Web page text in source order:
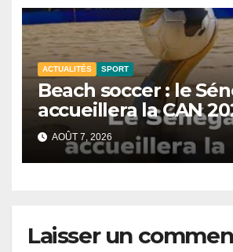
ACTUALITÉS SPORT
Beach soccer : le
accueillera la CAN
Dakar.
AOÛT 7, 2026
Laisser un